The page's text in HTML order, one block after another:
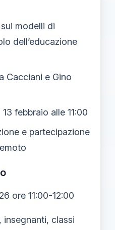
modelli di
dell’educazione
Cacciani e Gino
febbraio alle 11:00
e partecipazione
ore 11:00-12:00
insegnanti, classi